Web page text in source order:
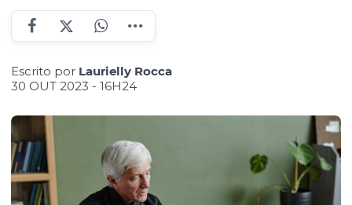
Escrito por Laurielly Rocca
30 OUT 2023 - 16H24